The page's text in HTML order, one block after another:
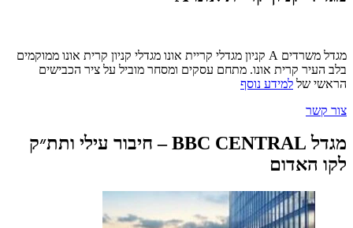
מגדל משרדים A קניון מגדלי קריית אונו מגדלי קניון קרית אונו ממוקמים
בלב העיר קרית אונו. מתחם עסקים ומסחר מוביל על ציר הכבישים
הראשי של למידע נוסף
צור קשר
מגדל BBC CENTRAL – חיבור עילי ותת״ק
לקו האדום